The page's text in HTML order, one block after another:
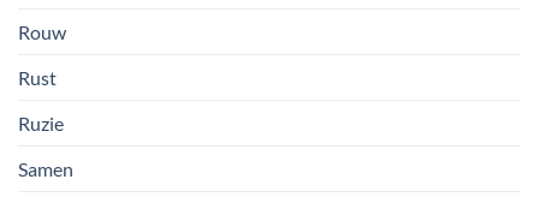
Rouw
Rust
Ruzie
Samen